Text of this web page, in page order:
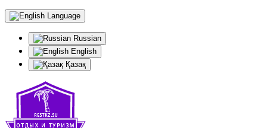
Language
Russian
English
Қазақ